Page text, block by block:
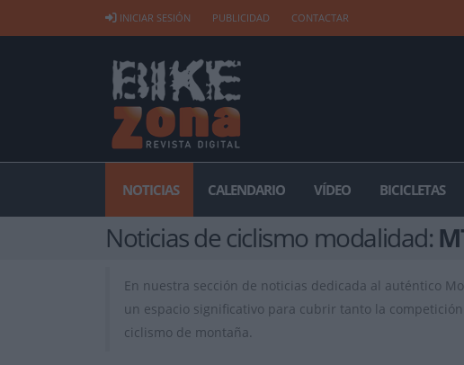
INICIAR SESIÓN PUBLICIDAD CONTACTAR
NOTICIAS CALENDARIO VÍDEO BICICLETAS
Noticias de ciclismo modalidad:
En nuestra sección de noticias dedicada al auténtico
un espacio significativo para cubrir tanto la
ciclismo de montaña.